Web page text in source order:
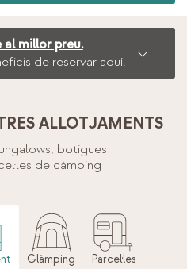
al millor preu.
de reservar aquí.
ALLOTJAMENTS
botigues
de càmping
Glàmping Parcel·les